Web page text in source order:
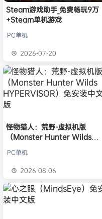
欢迎Z******U
欢迎
Steam游戏助手_免费畅玩9万
+Steam单机游戏
PC单机
2026-07-20
怪物猎人：荒野-虚拟机版
（Monster Hunter Wilds
PC单机
2026-08-06